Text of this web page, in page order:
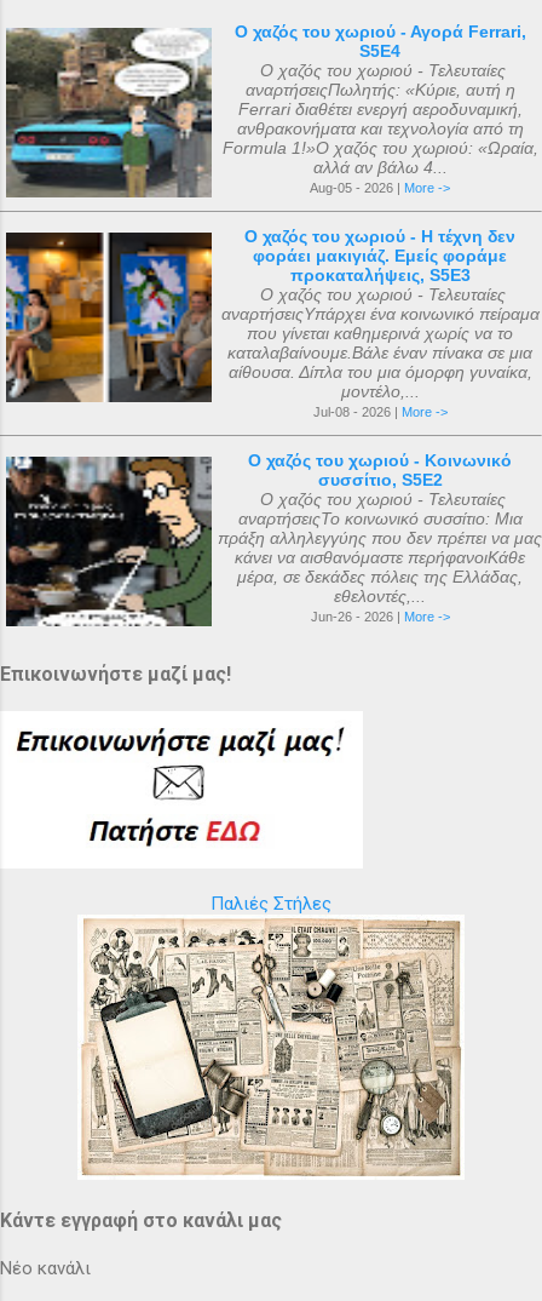
Ο χαζός του χωριού - Αγορά Ferrari,
S5E4
Ο χαζός του χωριού - Τελευταίες
αναρτήσειςΠωλητής: «Κύριε, αυτή η
Ferrari διαθέτει ενεργή αεροδυναμική,
ανθρακονήματα και τεχνολογία από τη
Formula 1!»Ο χαζός του χωριού: «Ωραία,
αλλά αν βάλω 4...
Aug-05 - 2026 | More ->
Ο χαζός του χωριού - Η τέχνη δεν
φοράει μακιγιάζ. Εμείς φοράμε
προκαταλήψεις, S5E3
Ο χαζός του χωριού - Τελευταίες
αναρτήσειςΥπάρχει ένα κοινωνικό πείραμα
που γίνεται καθημερινά χωρίς να το
καταλαβαίνουμε.Βάλε έναν πίνακα σε μια
αίθουσα. Δίπλα του μια όμορφη γυναίκα,
μοντέλο,...
Jul-08 - 2026 | More ->
Ο χαζός του χωριού - Κοινωνικό
συσσίτιο, S5E2
Ο χαζός του χωριού - Τελευταίες
αναρτήσειςΤο κοινωνικό συσσίτιο: Μια
πράξη αλληλεγγύης που δεν πρέπει να μας
κάνει να αισθανόμαστε περήφανοιΚάθε
μέρα, σε δεκάδες πόλεις της Ελλάδας,
εθελοντές,...
Jun-26 - 2026 | More ->
Επικοινωνήστε μαζί μας!
Παλιές Στήλες
Κάντε εγγραφή στο κανάλι μας
Νέο κανάλι